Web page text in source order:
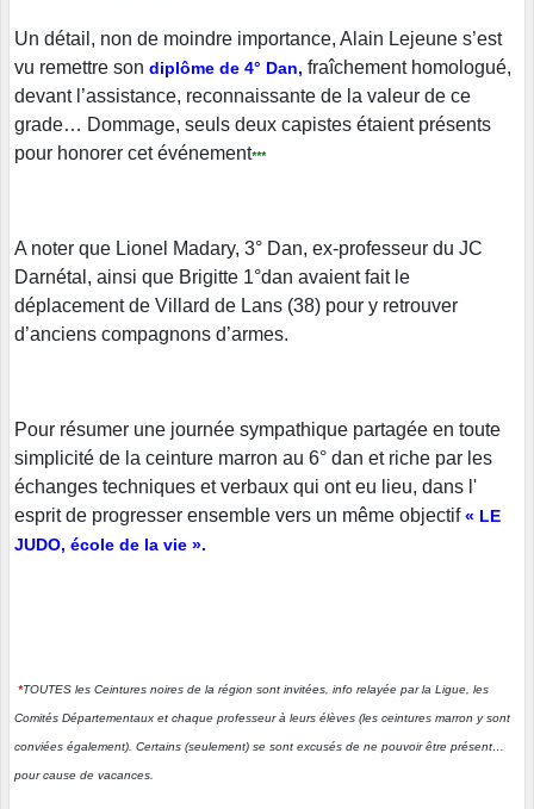
Un détail, non de moindre importance, Alain Lejeune s’est
vu remettre son diplôme de 4° Dan, fraîchement homologué,
devant l’assistance, reconnaissante de la valeur de ce
grade… Dommage, seuls deux capistes étaient présents
pour honorer cet événement***
A noter que Lionel Madary, 3° Dan, ex-professeur du JC
Darnétal, ainsi que Brigitte 1°dan avaient fait le
déplacement de Villard de Lans (38) pour y retrouver
d’anciens compagnons d’armes.
Pour résumer une journée sympathique partagée en toute
simplicité de la ceinture marron au 6° dan et riche par les
échanges techniques et verbaux qui ont eu lieu, dans l'
esprit de progresser ensemble vers un même objectif« LE
JUDO, école de la vie ».
*TOUTES les Ceintures noires de la région sont invitées, info relayée par la Ligue, les
Comités Départementaux et chaque professeur à leurs élèves (les ceintures marron y sont
conviées également). Certains (seulement) se sont excusés de ne pouvoir être présent…
pour cause de vacances.